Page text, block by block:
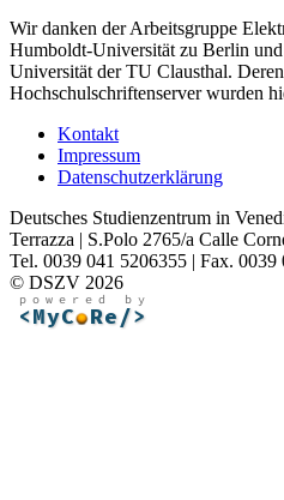
Wir danken der Arbeitsgruppe
Humboldt-Universität zu Berlin
Universität der TU Clausthal.
Hochschulschriftenserver wurden
Kontakt
Impressum
Datenschutzerklärung
Deutsches Studienzentrum in
Terrazza | S.Polo 2765/a Calle
Tel. 0039 041 5206355 | Fax. 0039
© DSZV 2026